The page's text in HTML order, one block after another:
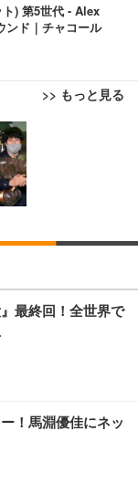
) 第5世代 - Alex
ンド｜チャコール
>> もっと見る
レワーク 疲れな
クト 約105度ロッ
面昇降 強化ナイロ
ワーク H-WY01
スクチェア メッシ
ック
ェア 疲れない テレ
30度ロッキング機
跳ね上げ式アーム
ブラック)
ェア 疲れない テレ
30度ロッキング機
跳ね上げ式アーム
ニター | FlexScan
Type-C・ホワ
ニター | FlexScan
DualSense 充電
インチ 液晶モニタ
沢 HDMI/DisplayP
スイベル VESA対
薄型 レギュラー 1
枚
厚型 ワイド 42枚
ブルー)
中型犬用 26枚入
) 【Amazon.co.jp
ヤマ ペットシーツ
1) (ケース販売)
最終回！全世界で
！馬淵優佳にネッ